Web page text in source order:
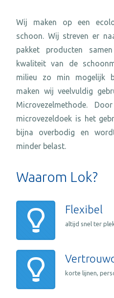
Wij maken op een
schoon. Wij streven er
pakket producten
kwaliteit van de
milieu zo min mogelijk
maken wij veelvuldig
Microvezelmethode.
microvezeldoek is het
bijna overbodig en
minder belast.
Waarom Lok?
Flexibel
altijd snel ter
korte lijnen,